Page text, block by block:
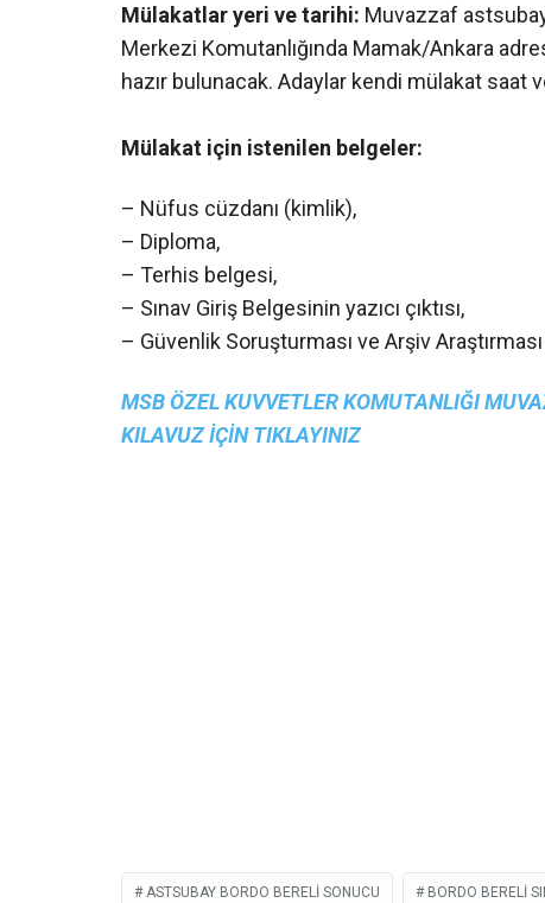
Mülakatlar yeri ve tarihi: Muvazzaf
Merkezi Komutanlığında Mamak/Ankara
hazır bulunacak. Adaylar kendi mülakat saat
Mülakat için istenilen belgeler:
– Nüfus cüzdanı (kimlik),
– Diploma,
– Terhis belgesi,
– Sınav Giriş Belgesinin yazıcı çıktısı,
– Güvenlik Soruşturması ve Arşiv
MSB ÖZEL KUVVETLER KOMUTANLIĞI
KILAVUZ İÇİN TIKLAYINIZ
ASTSUBAY BORDO BERELI SONUCU BORDO BERELI